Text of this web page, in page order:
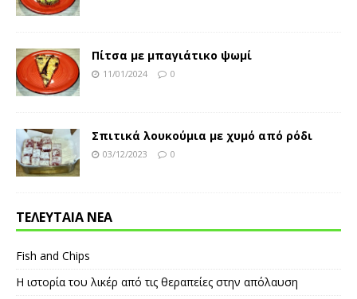
Πίτσα με μπαγιάτικο ψωμί
11/01/2024 0
Σπιτικά λουκούμια με χυμό από ρόδι
03/12/2023 0
ΤΕΛΕΥΤΑΙΑ ΝΕΑ
Fish and Chips
Η ιστορία του λικέρ από τις θεραπείες στην απόλαυση